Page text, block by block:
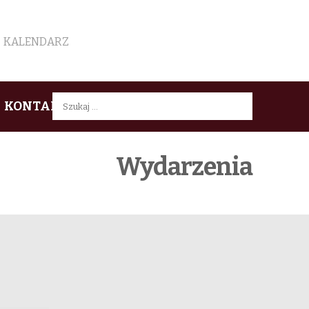
KALENDARZ
KONTAKTSzukaj:
Wydarzenia